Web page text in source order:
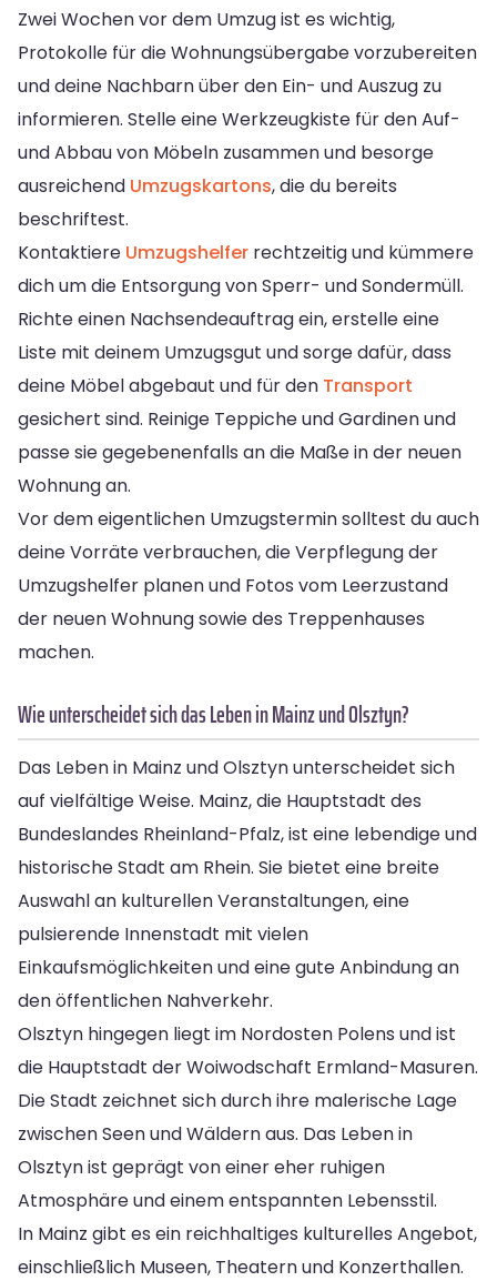
Zwei Wochen vor dem Umzug ist es wichtig,
Protokolle für die Wohnungsübergabe vorzubereiten
und deine Nachbarn über den Ein- und Auszug zu
informieren. Stelle eine Werkzeugkiste für den Auf-
und Abbau von Möbeln zusammen und besorge
ausreichend Umzugskartons, die du bereits
beschriftest.
Kontaktiere Umzugshelfer rechtzeitig und kümmere
dich um die Entsorgung von Sperr- und Sondermüll.
Richte einen Nachsendeauftrag ein, erstelle eine
Liste mit deinem Umzugsgut und sorge dafür, dass
deine Möbel abgebaut und für den Transport
gesichert sind. Reinige Teppiche und Gardinen und
passe sie gegebenenfalls an die Maße in der neuen
Wohnung an.
Vor dem eigentlichen Umzugstermin solltest du auch
deine Vorräte verbrauchen, die Verpflegung der
Umzugshelfer planen und Fotos vom Leerzustand
der neuen Wohnung sowie des Treppenhauses
machen.
Wie unterscheidet sich das Leben in Mainz und Olsztyn?
Das Leben in Mainz und Olsztyn unterscheidet sich
auf vielfältige Weise. Mainz, die Hauptstadt des
Bundeslandes Rheinland-Pfalz, ist eine lebendige und
historische Stadt am Rhein. Sie bietet eine breite
Auswahl an kulturellen Veranstaltungen, eine
pulsierende Innenstadt mit vielen
Einkaufsmöglichkeiten und eine gute Anbindung an
den öffentlichen Nahverkehr.
Olsztyn hingegen liegt im Nordosten Polens und ist
die Hauptstadt der Woiwodschaft Ermland-Masuren.
Die Stadt zeichnet sich durch ihre malerische Lage
zwischen Seen und Wäldern aus. Das Leben in
Olsztyn ist geprägt von einer eher ruhigen
Atmosphäre und einem entspannten Lebensstil.
In Mainz gibt es ein reichhaltiges kulturelles Angebot,
einschließlich Museen, Theatern und Konzerthallen.